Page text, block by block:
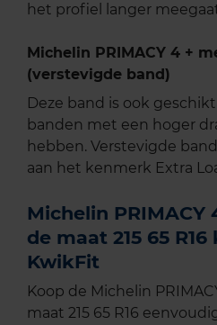
het profiel langer
Michelin PRIMACY 4 +
(verstevigde band)
Deze band is ook
banden met een hoger
hebben. Verstevigde
aan het kenmerk Extra
Michelin PRIMACY
de maat 215 65
KwikFit
Koop de Michelin
maat 215 65 R16